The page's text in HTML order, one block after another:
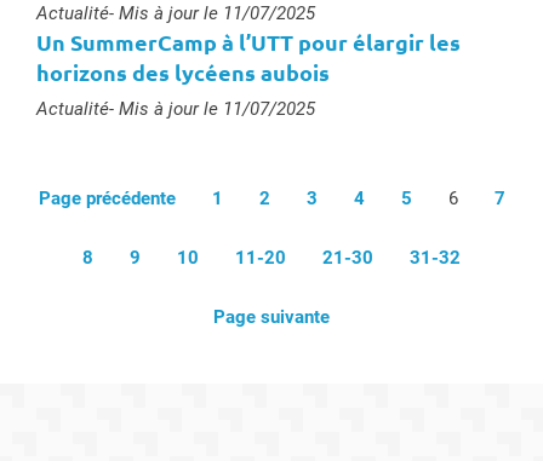
Type :
Actualité- Mis à jour le 11/07/2025
Un SummerCamp à l’UTT pour élargir les
horizons des lycéens aubois
Type :
Actualité- Mis à jour le 11/07/2025
Page précédente 1 2 3 4 5 6 7
8 9 10 11-20 21-30 31-32
Page suivante